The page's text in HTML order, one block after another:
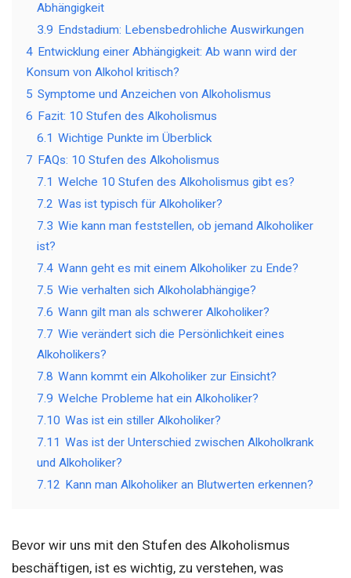
Abhängigkeit
3.9 Endstadium: Lebensbedrohliche Auswirkungen
4 Entwicklung einer Abhängigkeit: Ab wann wird der
Konsum von Alkohol kritisch?
5 Symptome und Anzeichen von Alkoholismus
6 Fazit: 10 Stufen des Alkoholismus
6.1 Wichtige Punkte im Überblick
7 FAQs: 10 Stufen des Alkoholismus
7.1 Welche 10 Stufen des Alkoholismus gibt es?
7.2 Was ist typisch für Alkoholiker?
7.3 Wie kann man feststellen, ob jemand Alkoholiker
ist?
7.4 Wann geht es mit einem Alkoholiker zu Ende?
7.5 Wie verhalten sich Alkoholabhängige?
7.6 Wann gilt man als schwerer Alkoholiker?
7.7 Wie verändert sich die Persönlichkeit eines
Alkoholikers?
7.8 Wann kommt ein Alkoholiker zur Einsicht?
7.9 Welche Probleme hat ein Alkoholiker?
7.10 Was ist ein stiller Alkoholiker?
7.11 Was ist der Unterschied zwischen Alkoholkrank
und Alkoholiker?
7.12 Kann man Alkoholiker an Blutwerten erkennen?
Bevor wir uns mit den Stufen des Alkoholismus
beschäftigen, ist es wichtig, zu verstehen, was